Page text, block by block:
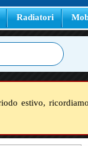
Radiatori
estivo,